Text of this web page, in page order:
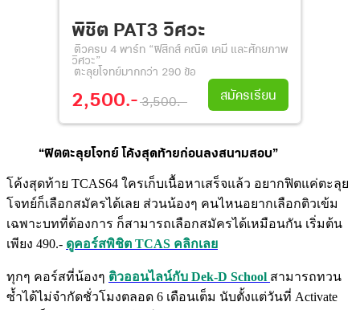
พิชิต PAT3 วิศวะ
ติวครบ 4 พาร์ท “ฟิสิกส์ คณิต เคมี และศักยภาพ
วิศวะ”
ตะลุยโจทย์มากกว่า 290 ข้อ
2,500.- 3,500.- สมัครเรียน
“ฟิตตะลุยโจทย์ โค้งสุดท้ายก่อนลงสนามสอบ”
โค้งสุดท้าย TCAS64 ใครเก็บเนื้อหาเสร็จแล้ว อยากฟิตแค่ตะลุย
โจทย์ก็เลือกสมัครได้เลย ส่วนน้องๆ คนไหนอยากเลือกติวเข้ม
เฉพาะบทที่ต้องการ ก็สามารถเลือกสมัครได้เหมือนกัน เริ่มต้น
เพียง 490.- ดูคอร์สพิชิต TCAS คลิกเลย
ทุกๆ คอร์สที่น้องๆ ติวออนไลน์กับ Dek-D School สามารถทวน
ซ้ำได้ไม่จำกัดชั่วโมงตลอด 6 เดือนเต็ม นับตั้งแต่วันที่ Activate